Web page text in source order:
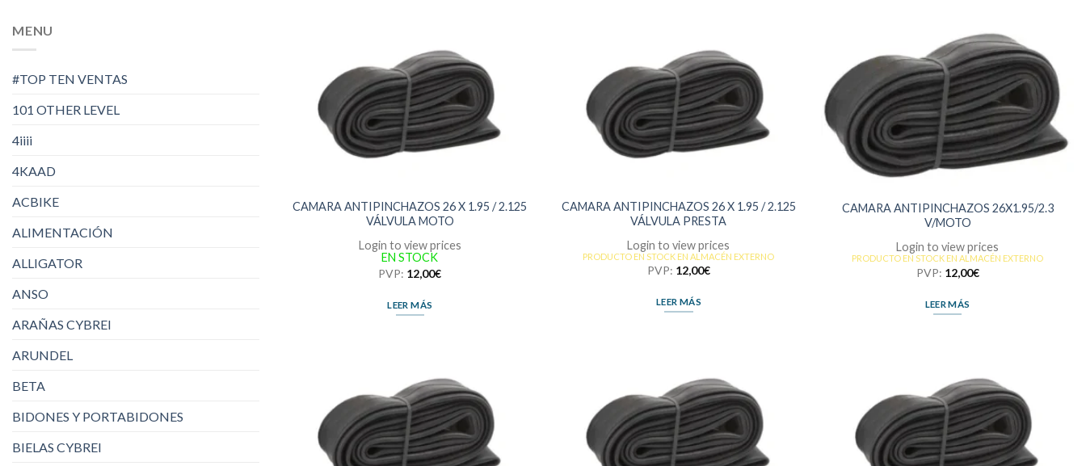
MENU
#TOP TEN VENTAS
101 OTHER LEVEL
4iiii
4KAAD
ACBIKE
ALIMENTACIÓN
ALLIGATOR
ANSO
ARAÑAS CYBREI
ARUNDEL
BETA
BIDONES Y PORTABIDONES
BIELAS CYBREI
CAMARA ANTIPINCHAZOS 26 X 1.95 / 2.125
VÁLVULA MOTO
Login to view prices
EN STOCK
PVP: 12,00€
LEER MÁS
CAMARA ANTIPINCHAZOS 26 X 1.95 / 2.125
VÁLVULA PRESTA
Login to view prices
PRODUCTO EN STOCK EN ALMACÉN EXTERNO
PVP: 12,00€
LEER MÁS
CAMARA ANTIPINCHAZOS 26X1.95/2.3
V/MOTO
Login to view prices
PRODUCTO EN STOCK EN ALMACÉN EXTERNO
PVP: 12,00€
LEER MÁS